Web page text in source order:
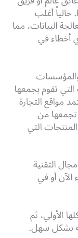
. حالياً أغلب
البيانات، مما
أخطاء في
التي تقوم بجمعها
مواقع التجارة
تجمعها من
التي
التقنية
أو في
الأولي، ثم
بشكل سهل.